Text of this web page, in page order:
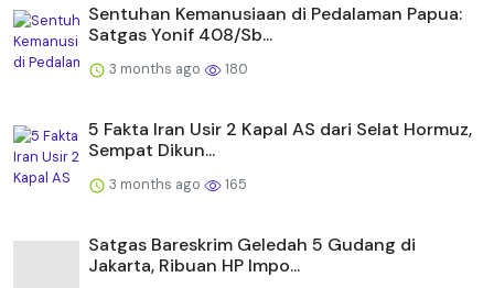
Sentuhan Kemanusiaan di Pedalaman Papua:
Satgas Yonif 408/Sb...
3 months ago 180
5 Fakta Iran Usir 2 Kapal AS dari Selat Hormuz,
Sempat Dikun...
3 months ago 165
Satgas Bareskrim Geledah 5 Gudang di
Jakarta, Ribuan HP Impo...